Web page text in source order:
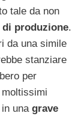
tale da non
produzione.
da una simile
stanziare
per
una grave